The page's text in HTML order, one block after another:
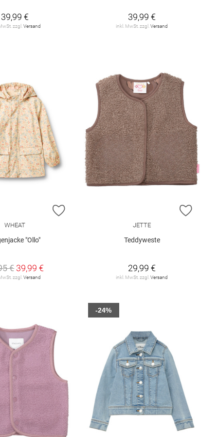
39,99 €
zzgl.Versand
39,99 €
inkl. MwSt. zzgl.Versand
HINZUFÜGEN
WHEAT
"Ollo"
€ 39,99 €
zzgl.Versand
ZUR
JETTE
Teddyweste
29,99 €
inkl. MwSt. zzgl.Versand
-24%